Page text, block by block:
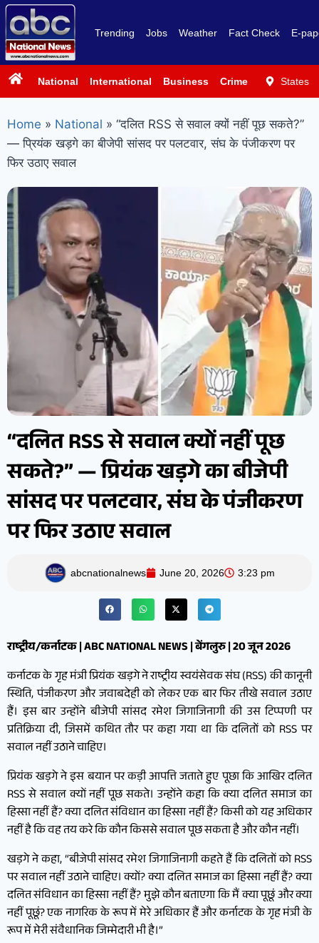
Trending Jobs Weather Fact Check E-
National International Business Crime PoliticsStates
Home » National » “दलित RSS से सवाल क्यों नहीं पूछ सकते?”
— प्रियंक खड़गे का बीजेपी सांसद पर पलटवार, संघ के पंजीकरण पर
फिर उठाए सवाल
“दलित RSS से सवाल क्यों नहीं पूछ
सकते?” — प्रियंक खड़गे का बीजेपी
सांसद पर पलटवार, संघ के पंजीकरण
पर फिर उठाए सवाल
abcnationalnews June 20, 2026 3:23 pm
राष्ट्रीय/कर्नाटक | ABC NATIONAL NEWS | बेंगलुरु | 20 जून 2026
कर्नाटक के गृह मंत्री प्रियंक खड़गे ने राष्ट्रीय स्वयंसेवक संघ (RSS) की कानूनी
स्थिति, पंजीकरण और जवाबदेही को लेकर एक बार फिर तीखे सवाल उठाए
हैं। इस बार उन्होंने बीजेपी सांसद रमेश जिगाजिनागी की उस टिप्पणी पर
प्रतिक्रिया दी, जिसमें कथित तौर पर कहा गया था कि दलितों को RSS पर
सवाल नहीं उठाने चाहिए।
प्रियंक खड़गे ने इस बयान पर कड़ी आपत्ति जताते हुए पूछा कि आखिर दलित
RSS से सवाल क्यों नहीं पूछ सकते। उन्होंने कहा कि क्या दलित समाज का
हिस्सा नहीं हैं? क्या दलित संविधान का हिस्सा नहीं हैं? किसी को यह अधिकार
नहीं है कि वह तय करे कि कौन किससे सवाल पूछ सकता है और कौन नहीं।
खड़गे ने कहा, “बीजेपी सांसद रमेश जिगाजिनागी कहते हैं कि दलितों को RSS
पर सवाल नहीं उठाने चाहिए। क्यों? क्या दलित समाज का हिस्सा नहीं हैं? क्या
दलित संविधान का हिस्सा नहीं हैं? मुझे कौन बताएगा कि मैं क्या पूछूं और क्या
नहीं पूछूं? एक नागरिक के रूप में मेरे अधिकार हैं और कर्नाटक के गृह मंत्री के
रूप में मेरी संवैधानिक जिम्मेदारी भी है।”